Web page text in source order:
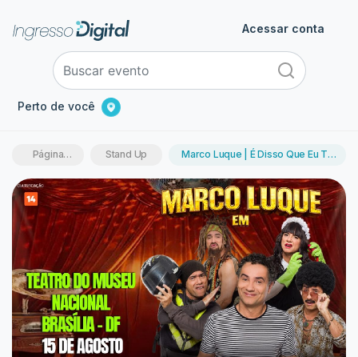
Perto de você
Acessar conta
Página
Stand Up
Marco Luque | É Disso Que Eu Tô